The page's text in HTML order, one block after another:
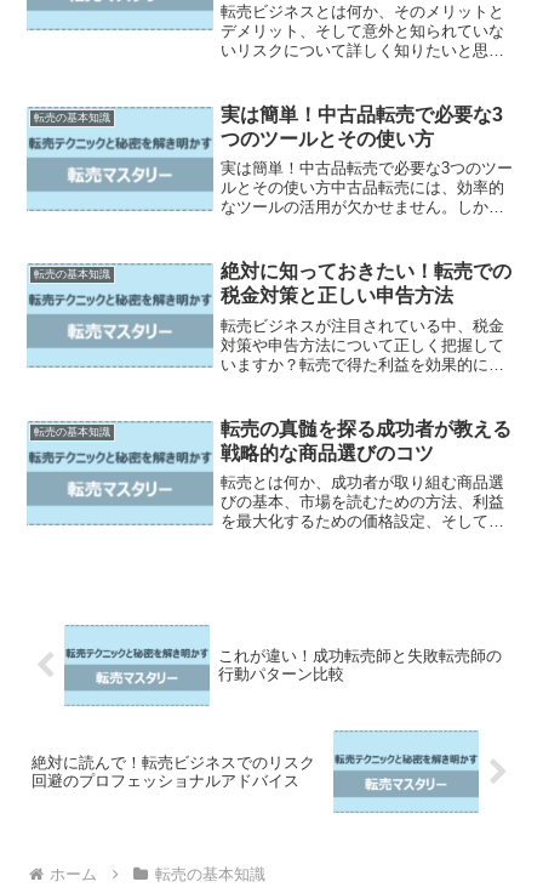
転売ビジネスとは何か、そのメリットと
デメリット、そして意外と知られていな
いリスクについて詳しく知りたいと思い
も存在します。しかし、この記事では誰
でも読みやすく、わかりや...
転売の基本知識
実は簡単！中古品転売で必要な3
つのツールとその使い方
実は簡単！中古品転売で必要な3つのツー
ルとその使い方中古品転売には、効率的
なツールの活用が欠かせません。しか
悩みを抱えている方も多いのではないで
しょうか。そこでこの記事...
転売の基本知識
絶対に知っておきたい！転売での
税金対策と正しい申告方法
転売ビジネスが注目されている中、税金
対策や申告方法について正しく把握して
いますか？転売で得た利益を効果的に管
してしまう方も多いのではないでしょう
か。そこで、この記事では...
転売の基本知識
転売の真髄を探る成功者が教える
戦略的な商品選びのコツ
転売とは何か、成功者が取り組む商品選
びの基本、市場を読むための方法、利益
を最大化するための価格設定、そしてミ
これが違い！成功転売師と失敗転売師の
行動パターン比較
絶対に読んで！転売ビジネスでのリスク
回避のプロフェッショナルアドバイス
ホーム 転売の基本知識